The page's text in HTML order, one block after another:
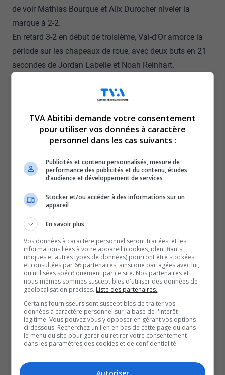
de voir Mathias Bourque et Alix Durocher niveler la
marque à 2-2.
En retard 3-2 en début de troisième, Val-d’Or amorce la
période sur les chapeaux de roue, avec deux buts en 21
secondes de Jordan Labelle et Noah Reinhart.
Et William Bishop vient terminer le travail dans un filet
victoire dans ce voyage.
Dimanche, c’était affrontement revanche entre les deux
Les Foreurs prennent l’avance à deux reprises en
première, mais Chicoutimi réplique coup pour coup.
Maxim Massé donne même l’avance 3-2 aux locaux, en
début de deuxième, mais Noah Reinhart ramène encore
une fois les deux équipes à la case départ, avec son 24e
but de la saison.
Émile Beaunoyer et Raphaël Précourt ferment la porte
durant la deuxième moitié du match, si bien que les tirs
de barrage sont nécessaires.
Noah Reinhart est le seul à marquer durant cette séance.
Et les Foreurs signent une troisième victoire de suite pour
la première fois de la saison.
Les Huskies, eux, amorçaient leur voyage de deux
matchs à Blainville, vendredi soir.
La meute n’a jamais vraiment été dans le coup, alors que
TVA Abitibi demande votre consentement
pour utiliser vos données à caractère
personnel dans les cas suivants :
Publicités et contenu personnalisés, mesure de
performance des publicités et du contenu, études
d’audience et développement de services
Stocker et/ou accéder à des informations sur un
appareil
En savoir plus
Vos données à caractère personnel seront traitées, et les
informations liées à votre appareil (cookies, identifiants
uniques et autres types de données) pourront être stockées
et consultées par 66 partenaires, ainsi que partagées avec lui,
ou utilisées spécifiquement par ce site. Nos partenaires et
nous-mêmes sommes susceptibles d'utiliser des données de
géolocalisation précises. Liste des partenaires.
Certains fournisseurs sont susceptibles de traiter vos
données à caractère personnel sur la base de l'intérêt
légitime. Vous pouvez vous y opposer en gérant vos options
ci-dessous. Recherchez un lien en bas de cette page ou dans
le menu du site pour gérer ou retirer votre consentement
dans les paramètres des cookies et de confidentialité.